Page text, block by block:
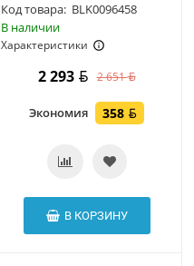
Код товара: BLK0096458
В наличии
Характеристики
2 293 2 651
Экономия 358
В КОРЗИНУ